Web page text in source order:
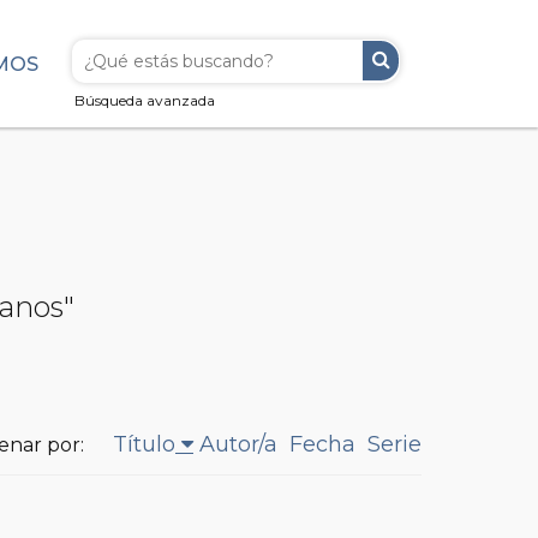
Búsqueda avanzada
por: Título Autor/a Fecha Serie